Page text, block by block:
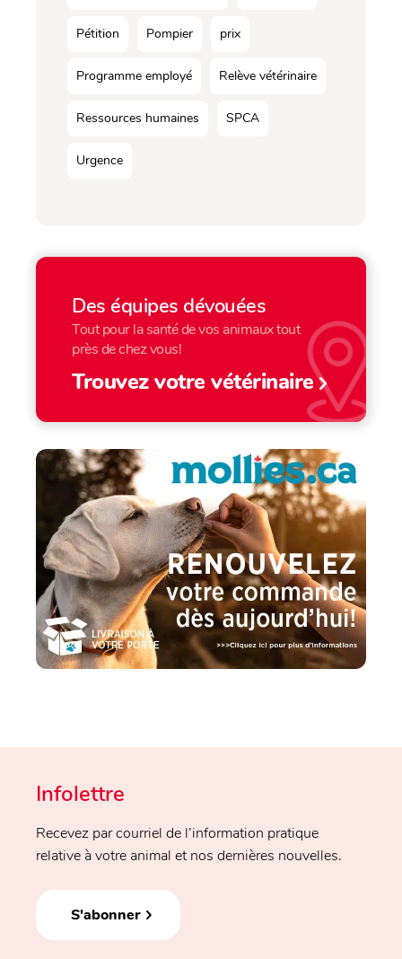
Pétition Pompier prix
Programme employé Relève vétérinaire
Ressources humaines SPCA
Urgence
Des équipes dévouées
Tout pour la santé de vos animaux tout
près de chez vous!
Trouvez votre vétérinaire
Infolettre
Recevez par courriel de l’information pratique
relative à votre animal et nos dernières nouvelles.
S'abonner